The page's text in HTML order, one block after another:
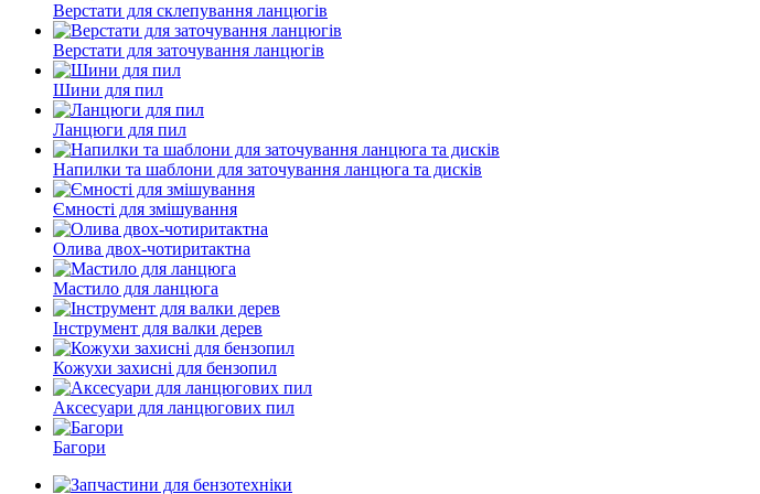
Верстати для склепування ланцюгів
Верстати для заточування ланцюгів
Шини для пил
Ланцюги для пил
Напилки та шаблони для заточування ланцюга та дисків
Ємності для змішування
Олива двох-чотиритактна
Мастило для ланцюга
Інструмент для валки дерев
Кожухи захисні для бензопил
Аксесуари для ланцюгових пил
Багори